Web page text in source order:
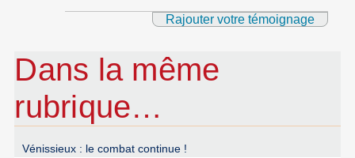
Rajouter votre témoignage
Dans la même
rubrique…
Vénissieux : le combat continue !